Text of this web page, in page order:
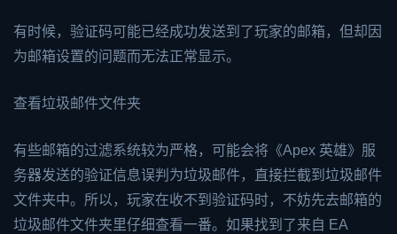
有时候，验证码可能已经成功发送到了玩家的邮箱，但却因
为邮箱设置的问题而无法正常显示。
查看垃圾邮件文件夹
有些邮箱的过滤系统较为严格，可能会将《Apex 英雄》服
务器发送的验证信息误判为垃圾邮件，直接拦截到垃圾邮件
文件夹中。所以，玩家在收不到验证码时，不妨先去邮箱的
垃圾邮件文件夹里仔细查看一番。如果找到了来自 EA